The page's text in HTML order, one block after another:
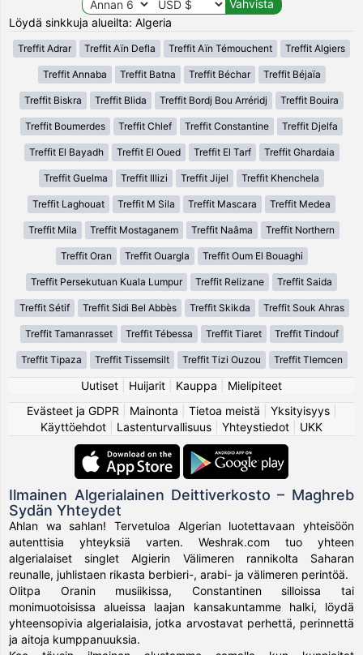
Löydä sinkkuja alueilta: Algeria
Treffit Adrar Treffit Aïn Defla Treffit Aïn Témouchent Treffit Algiers
Treffit Annaba Treffit Batna Treffit Béchar Treffit Béjaïa
Treffit Biskra Treffit Blida Treffit Bordj Bou Arréridj Treffit Bouira
Treffit Boumerdes Treffit Chlef Treffit Constantine Treffit Djelfa
Treffit El Bayadh Treffit El Oued Treffit El Tarf Treffit Ghardaia
Treffit Guelma Treffit Illizi Treffit Jijel Treffit Khenchela
Treffit Laghouat Treffit M Sila Treffit Mascara Treffit Medea
Treffit Mila Treffit Mostaganem Treffit Naâma Treffit Northern
Treffit Oran Treffit Ouargla Treffit Oum El Bouaghi
Treffit Persekutuan Kuala Lumpur Treffit Relizane Treffit Saida
Treffit Sétif Treffit Sidi Bel Abbès Treffit Skikda Treffit Souk Ahras
Treffit Tamanrasset Treffit Tébessa Treffit Tiaret Treffit Tindouf
Treffit Tipaza Treffit Tissemsilt Treffit Tizi Ouzou Treffit Tlemcen
Uutiset Huijarit Kauppa
Mielipiteet
Evästeet ja GDPR
Mainonta Tietoa meistä Yksityisyys|
Käyttöehdot
Lastenturvallisuus Yhteystiedot UKK
Ilmainen Algerialainen Deittiverkosto – Maghreb
Sydän Yhteydet
Ahlan wa sahlan! Tervetuloa Algerian luotettavaan yhteisöön
autenttisia yhteyksiä varten. Weshrak.com tuo yhteen
algerialaiset singlet Algierin Välimeren rannikolta Saharan
reunalle, juhlistaen rikasta berbieri-, arabi- ja välimeren perintöä.
Olitpa Oranin musiikissa, Constantinen silloissa tai
monimuotoisissa alueissa laajan kansakuntamme halki, löydä
yhteensopivia algerialaisia, jotka arvostavat perhettä, perinnettä
ja aitoja kumppanuuksia.